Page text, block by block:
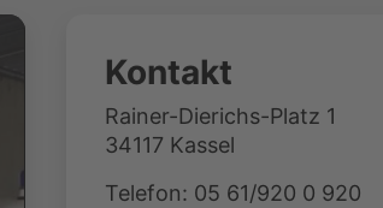
Kontakt
Rainer-Dierichs-Platz 1
34117 Kassel
Telefon: 05 61/920 0 920